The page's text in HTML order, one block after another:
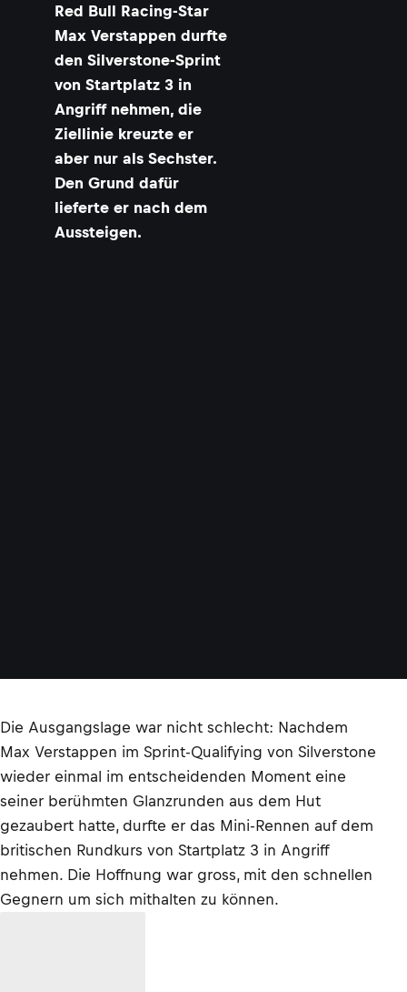
Red Bull Racing-Star
Max Verstappen durfte
den Silverstone-Sprint
von Startplatz 3 in
Angriff nehmen, die
Ziellinie kreuzte er
aber nur als Sechster.
Den Grund dafür
lieferte er nach dem
Aussteigen.
Die Ausgangslage war nicht schlecht: Nachdem
Max Verstappen im Sprint-Qualifying von Silverstone
wieder einmal im entscheidenden Moment eine
seiner berühmten Glanzrunden aus dem Hut
gezaubert hatte, durfte er das Mini-Rennen auf dem
britischen Rundkurs von Startplatz 3 in Angriff
nehmen. Die Hoffnung war gross, mit den schnellen
Gegnern um sich mithalten zu können.